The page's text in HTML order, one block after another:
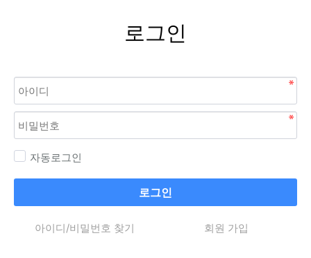
로그인
자동로그인
로그인
아이디/비밀번호 찾기 회원 가입